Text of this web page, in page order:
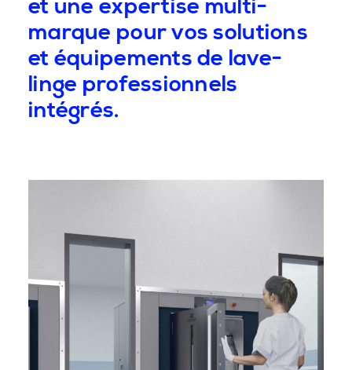
et une expertise multi-
marque pour vos solutions
et équipements de lave-
linge professionnels
intégrés.